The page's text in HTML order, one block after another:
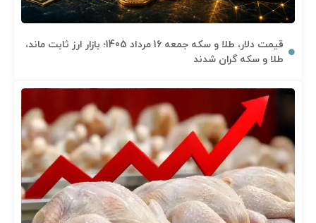
قیمت دلار، طلا و سکه جمعه 16 مرداد 1405؛ بازار ارز ثابت ماند،
طلا و سکه گران شدند